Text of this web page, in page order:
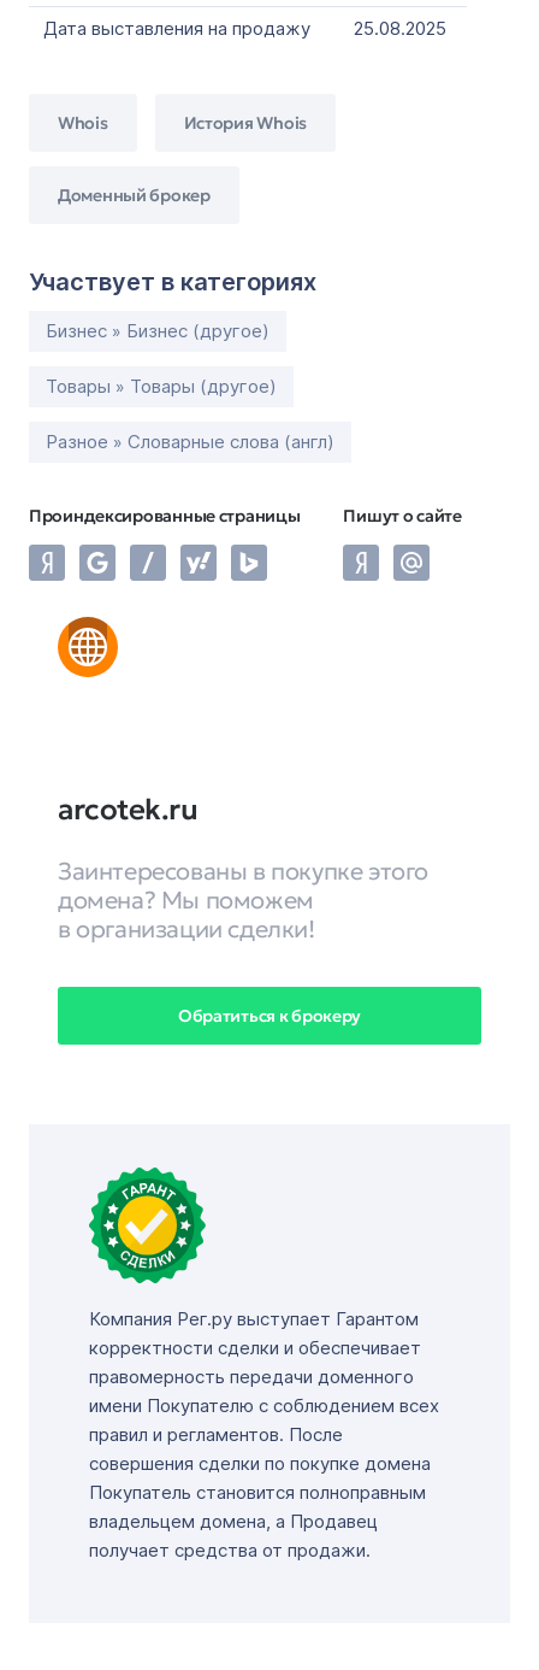
Дата выставления на продажу
25.08.2025
Whois История Whois
Доменный брокер
Участвует в категориях
Бизнес » Бизнес (другое)
Товары » Товары (другое)
Разное » Словарные слова (англ)
Проиндексированные страницы Пишут о сайте
arcotek.ru
Заинтересованы в покупке этого
домена? Мы поможем
в организации сделки!
Обратиться к брокеру
Компания Рег.ру выступает Гарантом
корректности сделки и обеспечивает
правомерность передачи доменного
имени Покупателю с соблюдением всех
правил и регламентов. После
совершения сделки по покупке домена
Покупатель становится полноправным
владельцем домена, а Продавец
получает средства от продажи.